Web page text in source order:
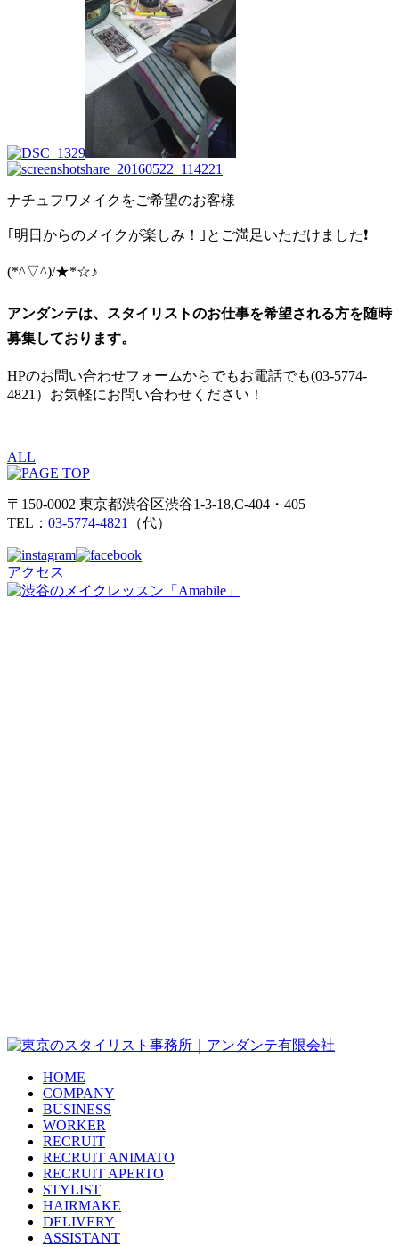
ナチュフワメイクをご希望のお客様
｢明日からのメイクが楽しみ！｣とご満足いただけました❗
(*^▽^)/★*☆♪
アンダンテは、スタイリストのお仕事を希望される方を随時
募集しております。
HPのお問い合わせフォームからでもお電話でも(03-5774-
4821）お気軽にお問い合わせください！
ALL
〒150-0002 東京都渋谷区渋谷1-3-18,C-404・405
TEL： 03-5774-4821 （代）
アクセス
HOME
COMPANY
BUSINESS
WORKER
RECRUIT
RECRUIT ANIMATO
RECRUIT APERTO
STYLIST
HAIRMAKE
DELIVERY
ASSISTANT